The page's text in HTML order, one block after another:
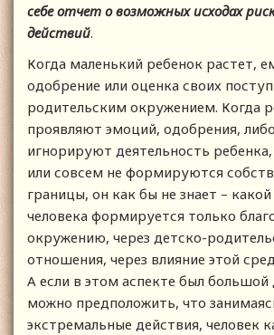
себе отчет о возможных исходах
действий.
Когда маленький ребенок растет,
одобрение или оценка своих
родительским окружением. Когда
проявляют эмоций, одобрения,
игнорируют деятельность ребенка,
или совсем не формируются
границы, он как бы не знает –
человека формируется только
окружению, через детско-
отношения, через влияние этой
А если в этом аспекте был
можно предположить, что
экстремальные действия, человек